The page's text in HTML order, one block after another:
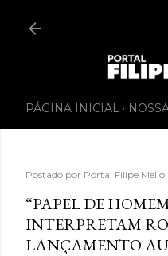
PÁGINA INICIAL
Postado por Portal Filipe Mello
“PAPEL DE
INTERPRETAM
LANÇAMENTO